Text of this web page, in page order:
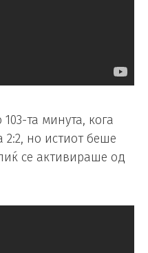
та минута, кога
2:2, но истиот беше
се активираше од